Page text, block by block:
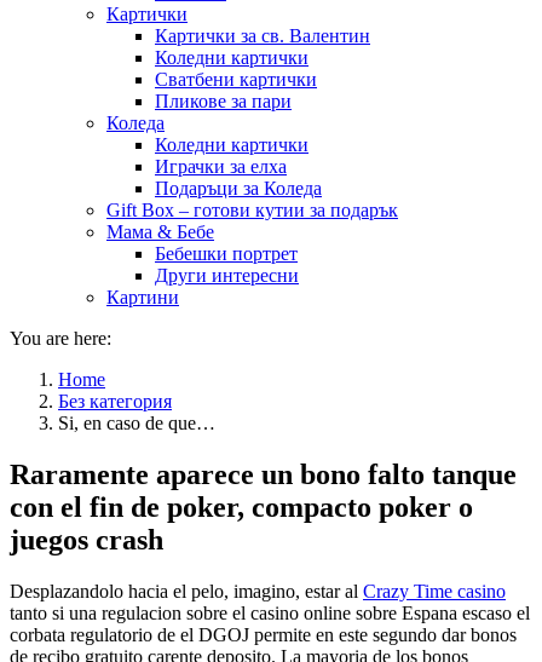
Картички
Картички за св. Валентин
Коледни картички
Сватбени картички
Пликове за пари
Коледа
Коледни картички
Играчки за елха
Подаръци за Коледа
Gift Box – готови кутии за подарък
Мама & Бебе
Бебешки портрет
Други интересни
Картини
You are here:
Home
Без категория
Si, en caso de que…
Raramente aparece un bono falto tanque
con el fin de poker, compacto poker o
juegos crash
Desplazandolo hacia el pelo, imagino, estar al Crazy Time casino
tanto si una regulacion sobre el casino online sobre Espana escaso el
corbata regulatorio de el DGOJ permite en este segundo dar bonos
de recibo gratuito carente deposito. La mayoria de los bonos